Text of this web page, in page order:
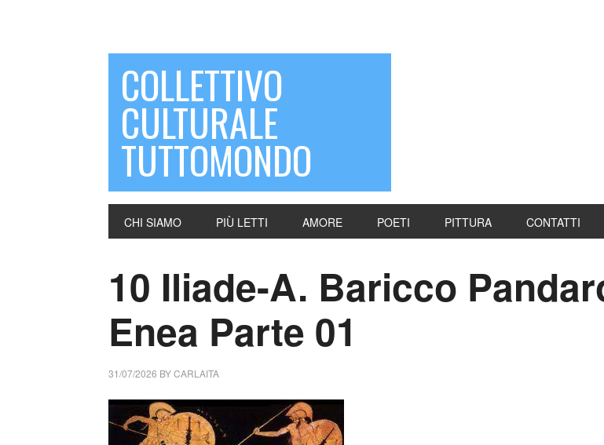
COLLETTIVO
CULTURALE
TUTTOMONDO
CHI SIAMO PIÙ LETTI AMORE POETI PITTURA CONTATTI
10 Iliade-A. Baricco
Enea Parte 01
31/07/2026 BYCARLAITA